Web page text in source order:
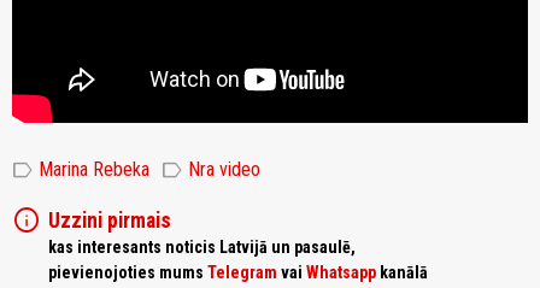
label Marina Rebeka label Nra video
info Uzzini pirmais
kas interesants noticis Latvijā un pasaulē,
pievienojoties mums Telegram vai Whatsapp kanālā